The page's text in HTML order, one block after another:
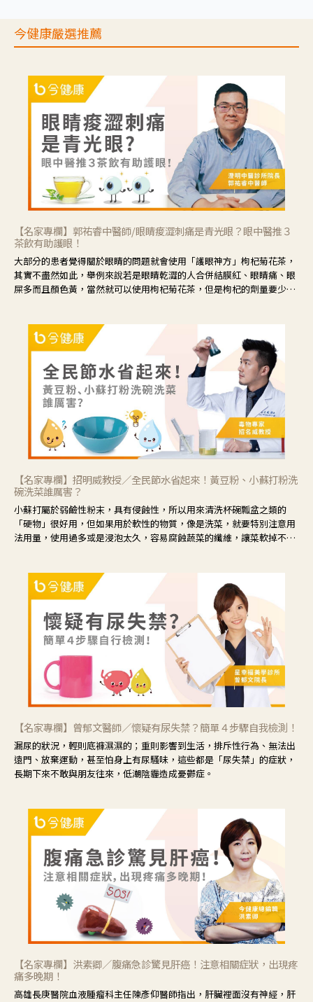
今健康嚴選推薦
【名家專欄】郭祐睿中醫師/眼睛痠澀刺痛是青光眼？眼中醫推３
茶飲有助護眼！
大部分的患者覺得關於眼睛的問題就會使用「護眼神方」枸杞菊花茶，
其實不盡然如此，舉例來說若是眼睛乾澀的人合併結膜紅、眼睛痛、眼
屎多而且顏色黃，當然就可以使用枸杞菊花茶，但是枸杞的劑量要少，
候就要使用菊花、金銀花來治療；假如單純的眼睛乾澀，結膜沒有紅，
眼睛周圍沒有眼屎，這種情況是屬於「陰虛」，就可以使用枸杞、蓮
藕、麥門冬、山藥等比較滋潤的藥材，效果就更顯著。
【名家專欄】招明威教授／全民節水省起來！黃豆粉、小蘇打粉洗
碗洗菜誰厲害？
小蘇打屬於弱鹼性粉末，具有侵蝕性，所以用來清洗杯碗瓢盆之類的
「硬物」很好用，但如果用於軟性的物質，像是洗菜，就要特別注意用
法用量，使用過多或是浸泡太久，容易腐蝕蔬菜的纖維，讓菜軟掉不清
【名家專欄】曾郁文醫師／懷疑有尿失禁？簡單４步驟自我檢測！
漏尿的狀況，輕則底褲濕濕的；重則影響到生活，排斥性行為、無法出
遠門、放棄運動，甚至怕身上有尿騷味，這些都是「尿失禁」的症狀，
長期下來不敢與朋友往來，低潮陰霾造成憂鬱症。
【名家專欄】洪素卿／腹痛急診驚見肝癌！注意相關症狀，出現疼
痛多晚期！
高雄長庚醫院血液腫瘤科主任陳彥仰醫師指出，肝臟裡面沒有神經，肝